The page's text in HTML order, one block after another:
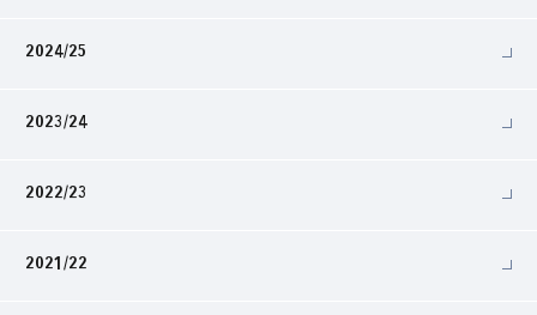
2024/25
2023/24
2022/23
2021/22